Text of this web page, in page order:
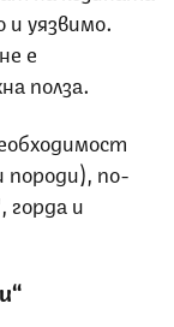
уязвимо.
е
полза.
породи), по-
горда и